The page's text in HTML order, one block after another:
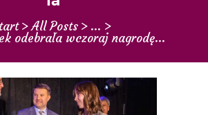
All Posts ...
odebrała wczoraj nagrodę...
ZDJĘĆ